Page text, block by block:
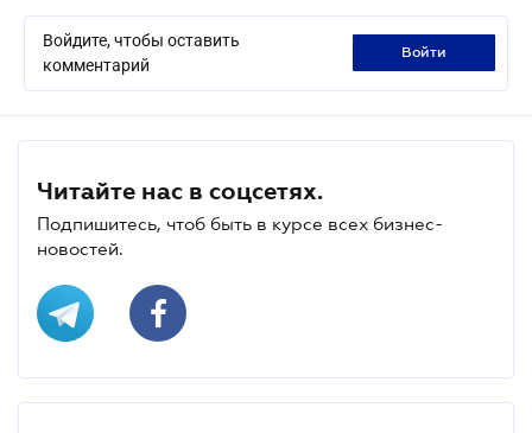
Войдите, чтобы оставить
комментарий
войти
Читайте нас в соцсетях.
Подпишитесь, чтоб быть в курсе всех бизнес-
новостей.